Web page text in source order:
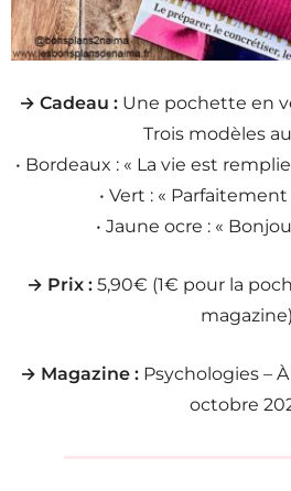
→ Cadeau : Une pochette en
Trois modèles
• Bordeaux : « La vie est
• Vert : «
• Jaune ocre : «
→ Prix :5,90€ (1€ pour la
magazine)
→ Magazine :Psychologies –
octobre